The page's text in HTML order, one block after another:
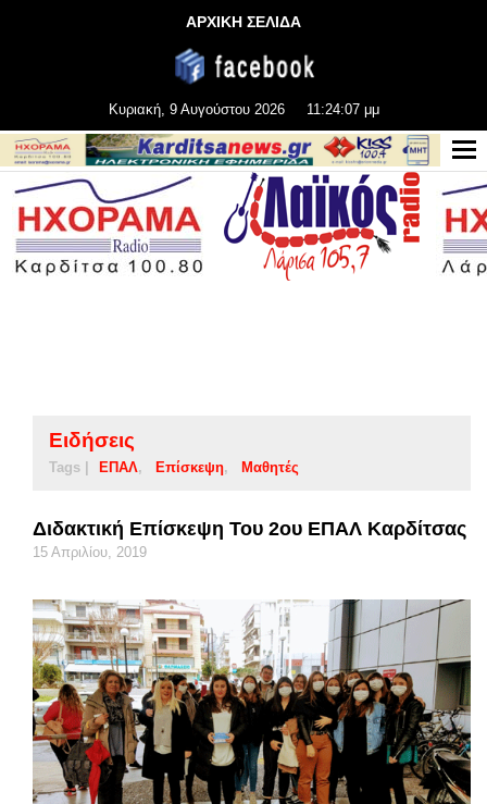
ΑΡΧΙΚΗ ΣΕΛΙΔΑ
Κυριακή, 9 Αυγούστου 2026 11:24:08 μμ
Ειδήσεις
Tags | ΕΠΑΛ Επίσκεψη Μαθητές
Διδακτική Επίσκεψη Του 2ου ΕΠΑΛ Καρδίτσας
15 Απριλίου, 2019